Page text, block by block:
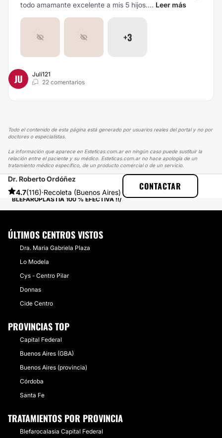
todo amamante excelente a mis 5 hijos.... Leer más
+3
JU
Juli121
22 comentarios
Todo el contenido de esta página está generado por usuarios reales del portal y no por
doctores o especialistas.
La información que aparece en Esteticas.com.ar en ningún caso puede sustituir la
relación entre el paciente y su médico. Esteticas.com.ar no hace apología de un
tratamiento médico específico, de un producto comercial o de un servicio.
Dr. Roberto Ordóñez
4.7(116)·Recoleta (Buenos Aires)
CONTACTAR
ESTETICAS
EXPERIENCIAS
EXPERIENCIAS SOBRE BLEFAROPLASTIA
BLEFAROPLASTÍA 100 % EFECTIVA !!
ÚLTIMOS CENTROS VISTOS
Dra. Maria Gabriela Plaza
Lo Modela
Cys - Centro Pilar
Donnas
Cide Centro
PROVINCIAS TOP
Capital Federal
Buenos Aires (GBA)
Buenos Aires (provincia)
Córdoba
Santa Fe
TRATAMIENTOS POR PROVINCIA
Blefarocalasia Capital Federal